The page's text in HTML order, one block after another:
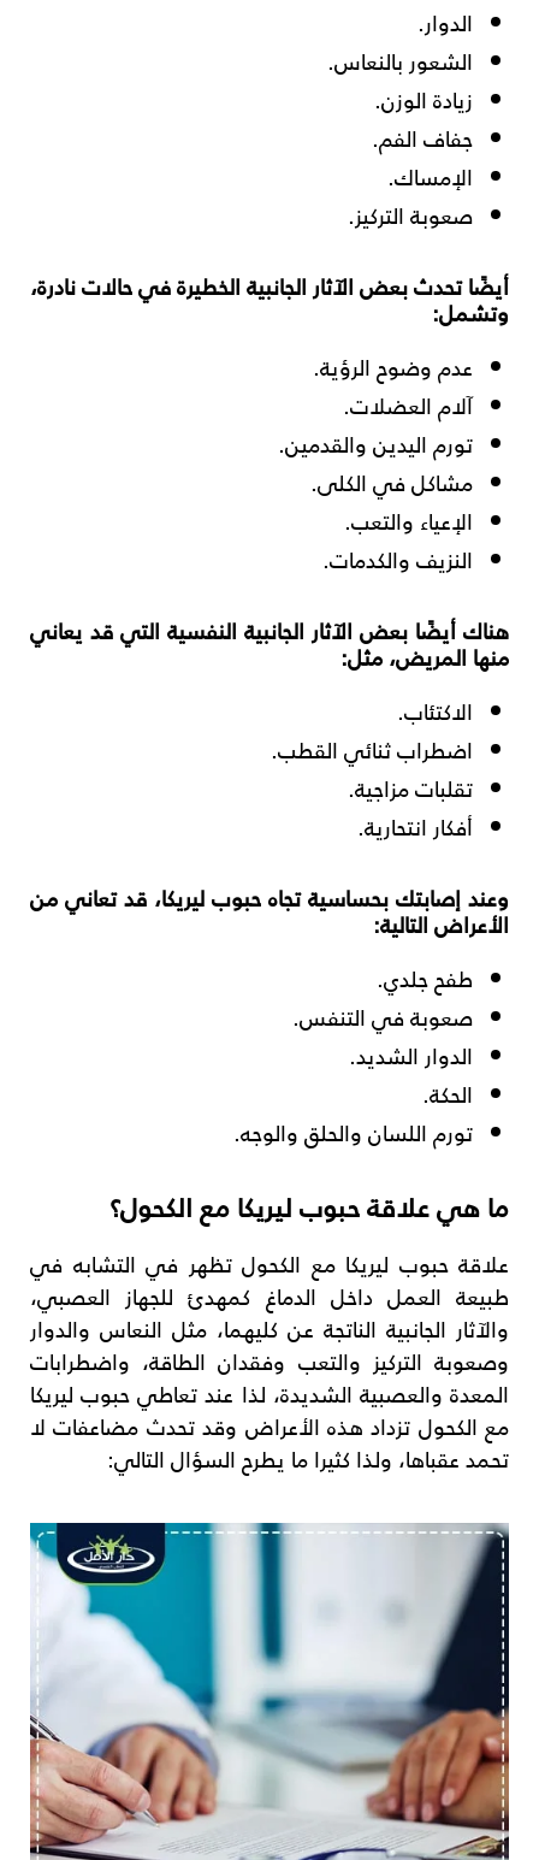
الدوار.
الشعور بالنعاس.
زيادة الوزن.
جفاف الفم.
الإمساك.
صعوبة التركيز.
أيضًا تحدث بعض الآثار الجانبية الخطيرة في حالات نادرة،
وتشمل:
عدم وضوح الرؤية.
آلام العضلات.
تورم اليدين والقدمين.
مشاكل في الكلى.
الإعياء والتعب.
النزيف والكدمات.
هناك أيضًا بعض الآثار الجانبية النفسية التي قد يعاني
منها المريض، مثل:
الاكتئاب.
اضطراب ثنائي القطب.
تقلبات مزاجية.
أفكار انتحارية.
وعند إصابتك بحساسية تجاه حبوب ليريكا، قد تعاني من
الأعراض التالية:
طفح جلدي.
صعوبة في التنفس.
الدوار الشديد.
الحكة.
تورم اللسان والحلق والوجه.
ما هي علاقة حبوب ليريكا مع الكحول؟
علاقة حبوب ليريكا مع الكحول تظهر في التشابه في
طبيعة العمل داخل الدماغ كمهدئ للجهاز العصبي،
والآثار الجانبية الناتجة عن كليهما، مثل النعاس والدوار
وصعوبة التركيز والتعب وفقدان الطاقة، واضطرابات
المعدة والعصبية الشديدة، لذا عند تعاطي حبوب ليريكا
مع الكحول تزداد هذه الأعراض وقد تحدث مضاعفات لا
تحمد عقباها، ولذا كثيرا ما يطرح السؤال التالي: